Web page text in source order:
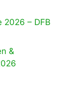
2026 – DFB
&